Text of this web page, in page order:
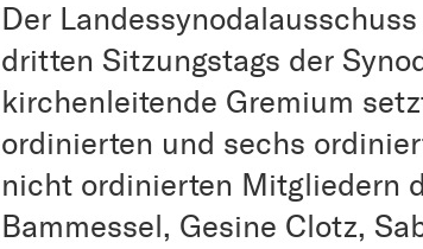
Der
dritten Sitzungstags der
kirchenleitende Gremium
ordinierten und sechs
nicht ordinierten Mitgliedern
Bammessel, Gesine Clotz,